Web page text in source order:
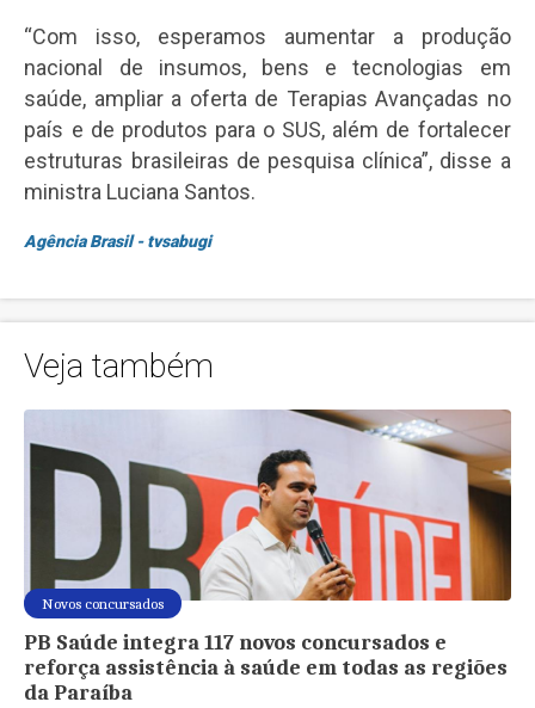
“Com isso, esperamos aumentar a produção
nacional de insumos, bens e tecnologias em
saúde, ampliar a oferta de Terapias Avançadas no
país e de produtos para o SUS, além de fortalecer
estruturas brasileiras de pesquisa clínica”, disse a
ministra Luciana Santos.
Agência Brasil - tvsabugi
Veja também
Novos concursados
PB Saúde integra 117 novos concursados e
reforça assistência à saúde em todas as regiões
da Paraíba